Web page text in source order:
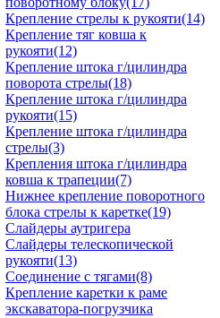
Крепление стрелы к рукояти(14)
Крепление тяг ковша к
рукояти(12)
Крепление штока г/цилиндра
поворота стрелы(18)
Крепление штока г/цилиндра
рукояти(15)
Крепление штока г/цилиндра
стрелы(3)
Крепления штока г/цилиндра
ковша к трапеции(7)
Нижнее крепление поворотного
блока стрелы к каретке(19)
Слайдеры аутригера
Слайдеры телескопической
рукояти(13)
Соединение с тягами(8)
Крепление каретки к раме
экскаватора-погрузчика